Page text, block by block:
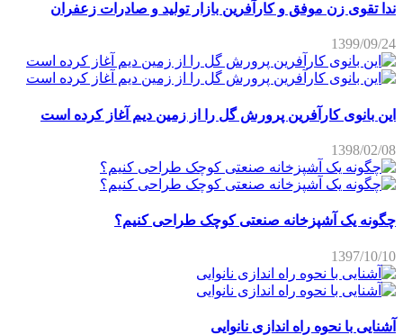
ندا تقوی زن موفق و کارآفرین بازار تولید و صادرات زعفران
1399/09/24
این بانوی کارآفرین پرورش گل را از زمین دیم آغاز کرده است
1398/02/08
چگونه یک آشپزخانه صنعتی کوچک طراحی کنیم؟
1397/10/10
آشنایی با نحوه راه اندازی نانوایی